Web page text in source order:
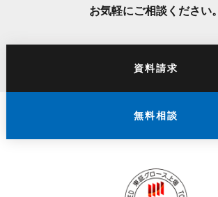
お気軽にご相談ください。
資料請求
無料相談